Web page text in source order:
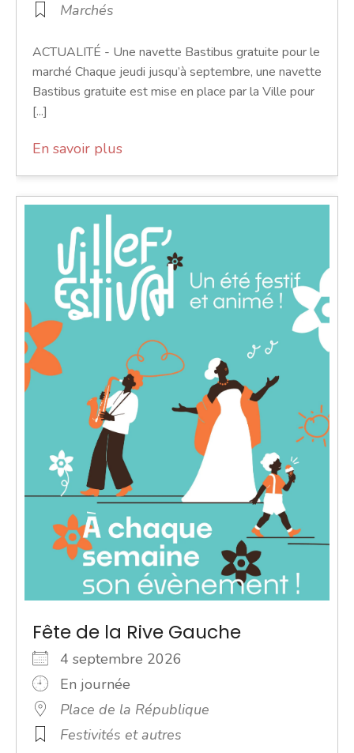
Marchés
ACTUALITÉ - Une navette Bastibus gratuite pour le
marché Chaque jeudi jusqu’à septembre, une navette
Bastibus gratuite est mise en place par la Ville pour
[...]
En savoir plus
Fête de la Rive Gauche
4 septembre 2026
En journée
Place de la République
Festivités et autres